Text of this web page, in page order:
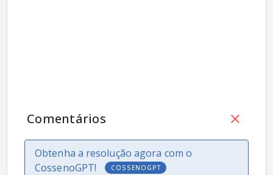
Comentários
Obtenha a resolução agora com o
CossenoGPT!
COSSENOGPT